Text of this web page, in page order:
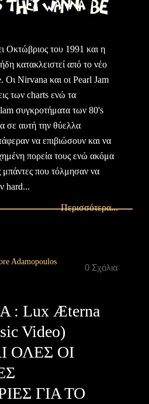
Οκτώβριος του 1991 και η
κατακλειστεί από το νέο
Οι Nirvana και oι Pearl Jam
των charts ενώ τα
συγκροτήματα των 80's
σε αυτή την θύελλα
να επιβιώσουν και να
πορεία τους ενώ ακόμα
μπάντες που τόλμησαν να
hard...
Περισσότερα...
0 Σχόλια
Adamopoulos
: Lux Æterna
Video)
ΟΛΕΣ ΟΙ
ΓΙΑ ΤΟ